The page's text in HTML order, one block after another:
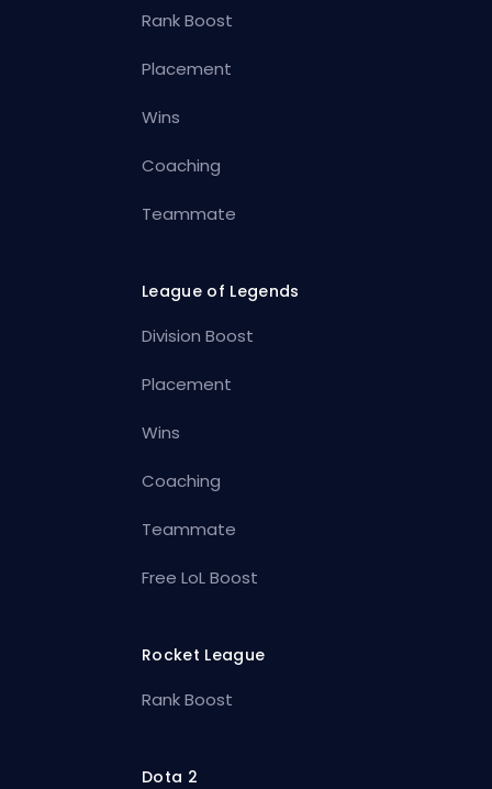
Rank Boost
Placement
Wins
Coaching
Teammate
League of Legends
Division Boost
Placement
Wins
Coaching
Teammate
Free LoL Boost
Rocket League
Rank Boost
Dota 2